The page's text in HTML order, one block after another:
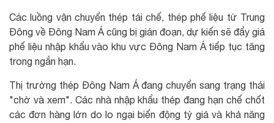
Các luồng vận chuyển thép tái chế, thép phế liệu từ Trung
Đông về Đông Nam Á cũng bị gián đoạn, dự kiến sẽ đẩy giá
phế liệu nhập khẩu vào khu vực Đông Nam Á tiếp tục tăng
trong ngắn hạn.
Thị trường thép Đông Nam Á đang chuyển sang trạng thái
"chờ và xem". Các nhà nhập khẩu thép đang hạn chế chốt
các đơn hàng lớn do lo ngại biến động tỷ giá và khả năng